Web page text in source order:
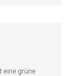
eine grüne